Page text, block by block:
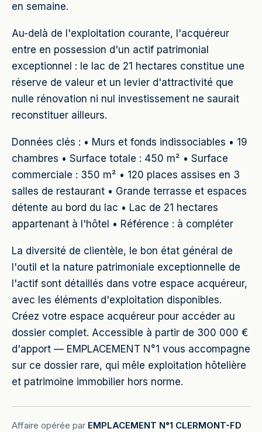
en semaine.
Au-delà de l'exploitation courante, l'acquéreur
entre en possession d'un actif patrimonial
exceptionnel : le lac de 21 hectares constitue une
réserve de valeur et un levier d'attractivité que
nulle rénovation ni nul investissement ne saurait
reconstituer ailleurs.
Données clés : • Murs et fonds indissociables • 19
chambres • Surface totale : 450 m² • Surface
commerciale : 350 m² • 120 places assises en 3
salles de restaurant • Grande terrasse et espaces
détente au bord du lac • Lac de 21 hectares
appartenant à l'hôtel • Référence : à compléter
La diversité de clientèle, le bon état général de
l'outil et la nature patrimoniale exceptionnelle de
l'actif sont détaillés dans votre espace acquéreur,
avec les éléments d'exploitation disponibles.
Créez votre espace acquéreur pour accéder au
dossier complet. Accessible à partir de 300 000 €
d'apport — EMPLACEMENT N°1 vous accompagne
sur ce dossier rare, qui mêle exploitation hôtelière
et patrimoine immobilier hors norme.
Affaire opérée par EMPLACEMENT N°1 CLERMONT-FD